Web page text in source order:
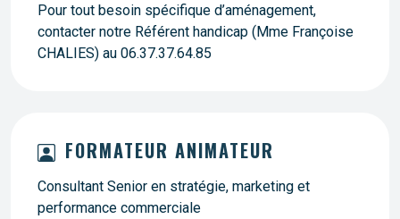
Pour tout besoin spécifique d’aménagement,
contacter notre Référent handicap (Mme Françoise
CHALIES) au 06.37.37.64.85
FORMATEUR ANIMATEUR
Consultant Senior en stratégie, marketing et
performance commerciale